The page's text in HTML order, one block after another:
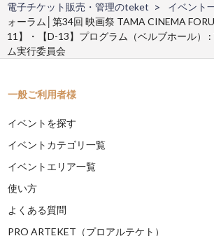
電子チケット販売・管理のteket
イベント
ォーラム│第34回 映画祭 TAMA CINEMA
11】・【D-13】プログラム（ベルブホール）
ム実行委員会
一般ご利用者様
イベントを探す
イベントカテゴリ一覧
イベントエリア一覧
使い方
よくある質問
PRO ARTEKET（プロアルテケト）